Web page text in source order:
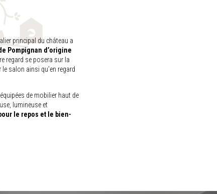
principal du château a
Pompignan d’origine
regard se posera sur la
salon ainsi qu’en regard
de mobilier haut de
lumineuse et
le repos et le bien-